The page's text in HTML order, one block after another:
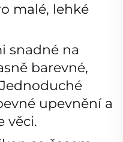
malé, lehké
snadné na
barevné,
upevnění a
věci.